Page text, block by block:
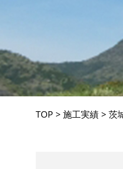
TOP > 施工実績 > 茨